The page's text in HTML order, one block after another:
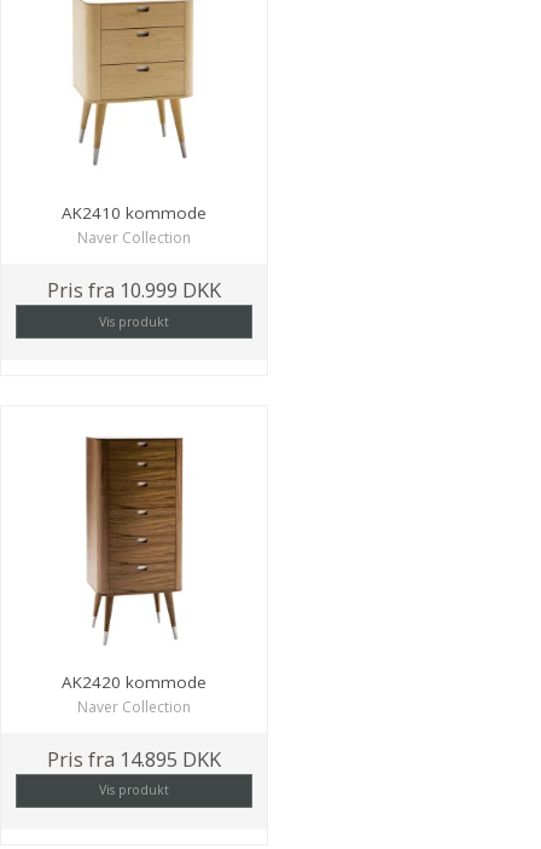
AK2410 kommode
Naver Collection
Pris fra 10.999 DKK
Vis produkt
AK2420 kommode
Naver Collection
Pris fra 14.895 DKK
Vis produkt